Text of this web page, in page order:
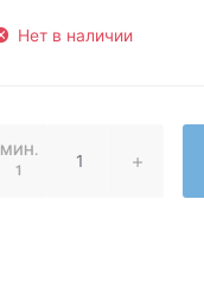
Нет в наличии
МИН.
1